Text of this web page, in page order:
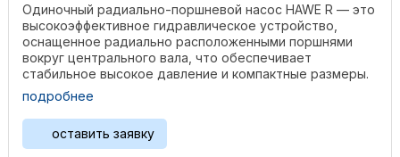
Одиночный радиально-поршневой насос HAWE R — это
высокоэффективное гидравлическое устройство,
оснащенное радиально расположенными поршнями
вокруг центрального вала, что обеспечивает
стабильное высокое давление и компактные размеры.
Изготовленный из ...
подробнее
оставить заявку